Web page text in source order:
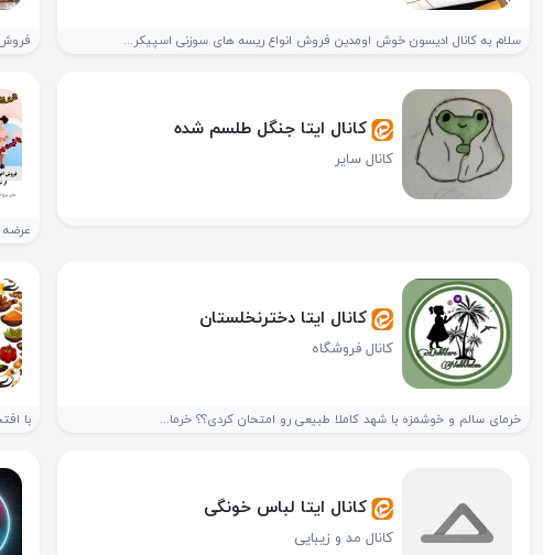
سلام به کانال ادیسون خوش اومدین فروش انواع ریسه های سوزنی اسپیکر... فروش
کانال ایتا جنگل طلسم شده
کانال سایر
عرضه
کانال ایتا دخترنخلستان
کانال فروشگاه
خرمای سالم و خوشمزه با شهد کاملا طبیعی رو امتحان کردی؟؟ خرما... با
کانال ایتا لباس خونگی
کانال مد و زیبایی